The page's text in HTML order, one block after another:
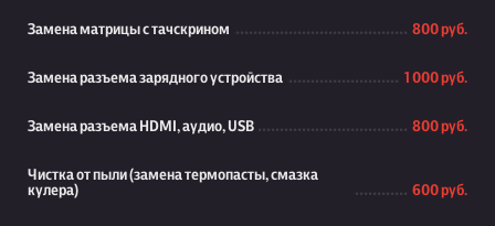
Замена матрицы с тачскрином 800 руб.
Замена разъема зарядного устройства 1 000 руб.
Замена разъема HDMI, аудио, USB 800 руб.
Чистка от пыли (замена термопасты, смазка
кулера)
600 руб.